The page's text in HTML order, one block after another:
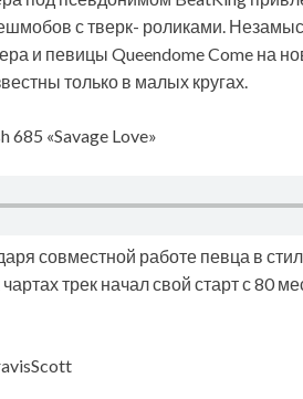
с тверк- роликами.
и певицы Queendome Come на
только в малых кругах.
685 «Savage Love»
совместной работе певца в
трек начал свой старт с 80